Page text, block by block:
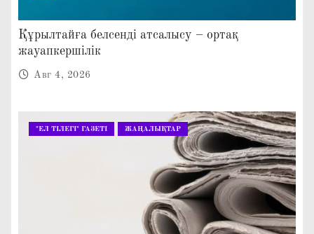
Құрылтайға белсенді атсалысу – ортақ
жауапкершілік
Авг 4, 2026
"ЕЛ ТІЛЕГІ" ГАЗЕТІ ЖАҢАЛЫҚТАР